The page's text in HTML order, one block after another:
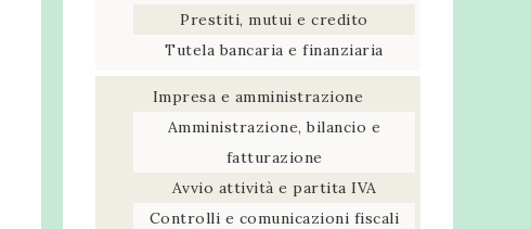
Prestiti, mutui e credito
Tutela bancaria e finanziaria
Impresa e amministrazione
Amministrazione, bilancio e
fatturazione
Avvio attività e partita IVA
Controlli e comunicazioni fiscali